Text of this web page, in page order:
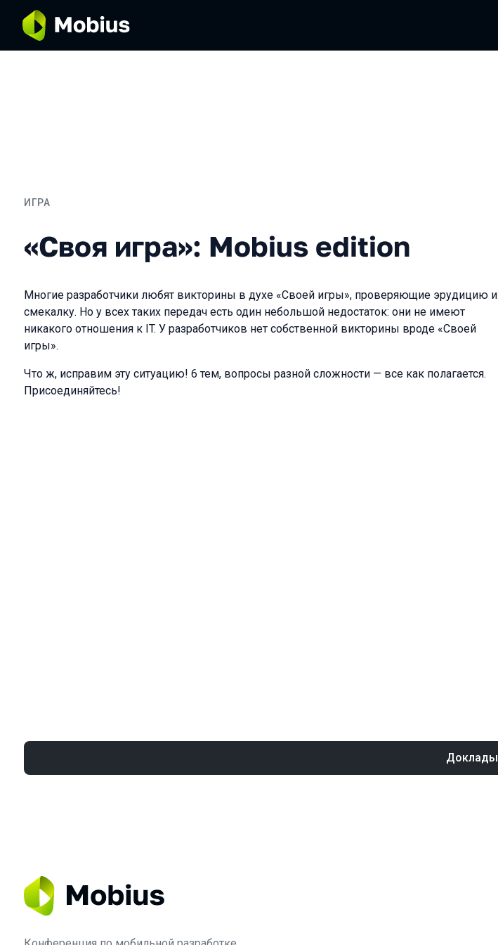
ИГРА
«Своя игра»: Mobius edition
Многие разработчики любят викторины в духе «Своей игры», проверяющие эрудицию и
смекалку. Но у всех таких передач есть один небольшой недостаток: они не имеют
никакого отношения к IT. У разработчиков нет собственной викторины вроде «Своей
игры».
Что ж, исправим эту ситуацию! 6 тем, вопросы разной сложности — все как полагается.
Присоединяйтесь!
Доклады